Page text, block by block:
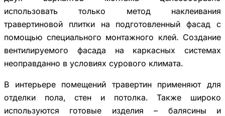
использовать только метод наклеивания
травертиновой плитки на подготовленный фасад с
помощью специального монтажного клей. Создание
вентилируемого фасада на каркасных системах
неоправданно в условиях сурового климата.
В интерьере помещений травертин применяют для
отделки пола, стен и потолка. Также широко
используются готовые изделия – балясины и